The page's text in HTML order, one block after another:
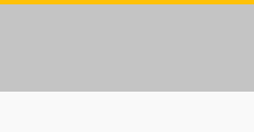
Skip